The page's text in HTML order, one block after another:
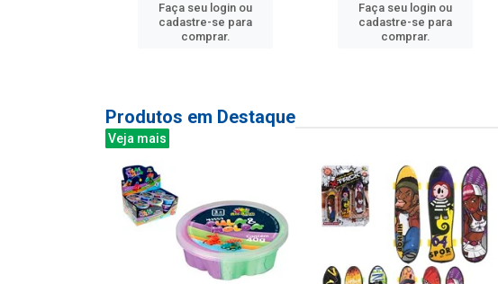
Faça seu login ou
cadastre-se para
comprar.
Faça seu login ou
cadastre-se para
comprar.
Produtos em Destaque
Veja mais